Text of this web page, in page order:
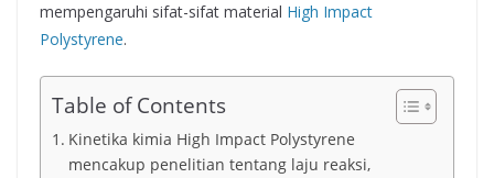
mempengaruhi sifat-sifat material High Impact
Polystyrene.
Table of Contents
Kinetika kimia High Impact Polystyrene
mencakup penelitian tentang laju reaksi,